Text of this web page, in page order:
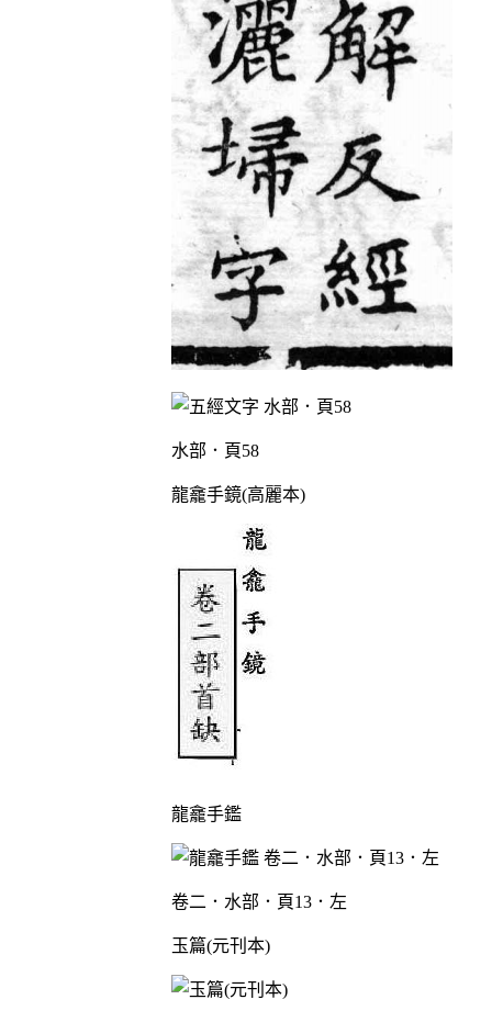
水部．頁58
龍龕手鏡(高麗本)
龍龕手鑑
卷二．水部．頁13．左
玉篇(元刊本)